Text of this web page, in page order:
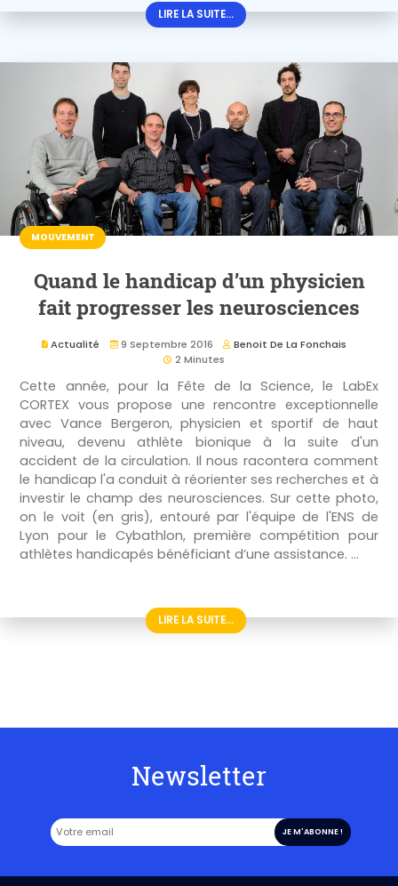
LIRE LA SUITE...
MOUVEMENT
Quand le handicap d’un physicien
fait progresser les neurosciences
Actualité 9 Septembre 2016
Benoit De La Fonchais
2 Minutes
Cette année, pour la Fête de la Science, le LabEx
CORTEX vous propose une rencontre exceptionnelle
avec Vance Bergeron, physicien et sportif de haut
niveau, devenu athlète bionique à la suite d'un
accident de la circulation. Il nous racontera comment
le handicap l'a conduit à réorienter ses recherches et à
investir le champ des neurosciences. Sur cette photo,
on le voit (en gris), entouré par l'équipe de l'ENS de
Lyon pour le Cybathlon, première compétition pour
athlètes handicapés bénéficiant d’une assistance. ...
LIRE LA SUITE...
Newsletter